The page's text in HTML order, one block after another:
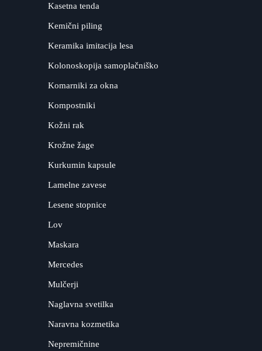
Kasetna tenda
Kemični piling
Keramika imitacija lesa
Kolonoskopija samoplačniško
Komarniki za okna
Kompostniki
Kožni rak
Krožne žage
Kurkumin kapsule
Lamelne zavese
Lesene stopnice
Lov
Maskara
Mercedes
Mulčerji
Naglavna svetilka
Naravna kozmetika
Nepremičnine